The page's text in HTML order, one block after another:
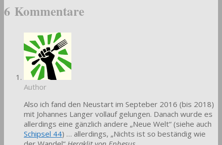
6 Kommentare
Author
Also ich fand den Neustart im Septeber 2016 (bis 2018)
mit Johannes Langer vollauf gelungen. Danach wurde es
allerdings eine gänzlich andere „Neue Welt“ (siehe auch
Schipsel 44) … allerdings, „Nichts ist so beständig wie